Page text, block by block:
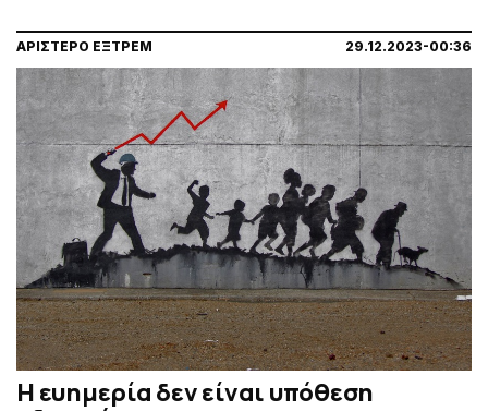
ΑΡΙΣΤΕΡΟ ΕΞΤΡΕΜ 29.12.2023-00:36
Η ευημερία δεν είναι υπόθεση